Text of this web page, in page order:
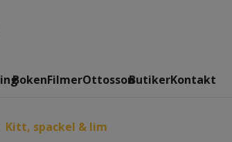
BokenFilmerOttossonButikerKontakt
Kitt, spackel & lim